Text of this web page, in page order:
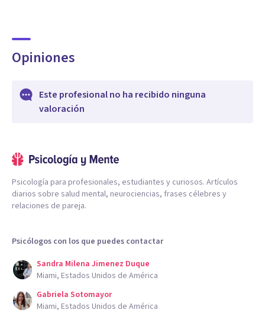
Opiniones
Este profesional no ha recibido ninguna
valoración
Psicología para profesionales, estudiantes y curiosos. Artículos
diarios sobre salud mental, neurociencias, frases célebres y
relaciones de pareja.
Psicólogos con los que puedes contactar
Sandra Milena Jimenez Duque
Miami, Estados Unidos de América
Gabriela Sotomayor
Miami, Estados Unidos de América